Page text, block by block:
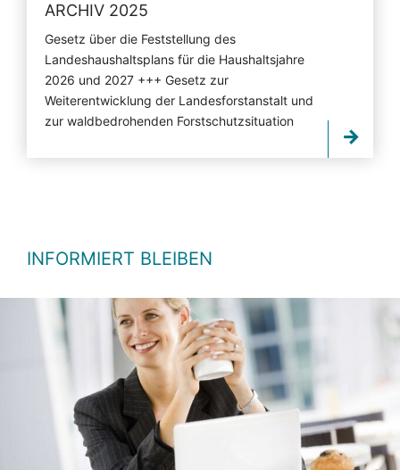
ARCHIV 2025
Gesetz über die Feststellung des
Landeshaushaltsplans für die Haushaltsjahre
2026 und 2027 +++ Gesetz zur
Weiterentwicklung der Landesforstanstalt und
zur waldbedrohenden Forstschutzsituation
INFORMIERT BLEIBEN